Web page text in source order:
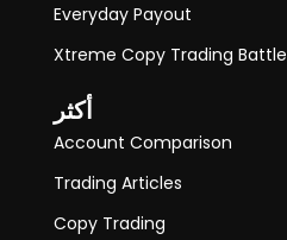
Everyday Payout
Xtreme Copy Trading Battle
أكثر
Account Comparison
Trading Articles
Copy Trading